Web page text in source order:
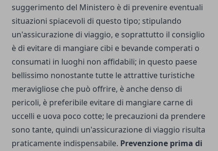
suggerimento del Ministero è di prevenire eventuali
situazioni spiacevoli di questo tipo; stipulando
un'assicurazione di viaggio, e soprattutto il consiglio
è di evitare di mangiare cibi e bevande comperati o
consumati in luoghi non affidabili; in questo paese
bellissimo nonostante tutte le attrattive turistiche
meravigliose che può offrire, è anche denso di
pericoli, è preferibile evitare di mangiare carne di
uccelli e uova poco cotte; le precauzioni da prendere
sono tante, quindi un'assicurazione di viaggio risulta
praticamente indispensabile. Prevenzione prima di